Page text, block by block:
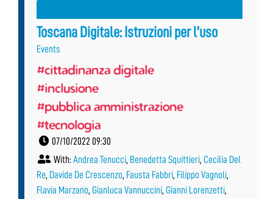
Toscana Digitale: Istruzioni per l’uso
Events
#cittadinanza digitale
#inclusione
#pubblica amministrazione
#tecnologia
07/10/2022 09:30
With: Andrea Tenucci, Benedetta Squittieri, Cecilia Del
Re, Davide De Crescenzo, Fausta Fabbri, Filippo Vagnoli,
Flavia Marzano, Gianluca Vannuccini, Gianni Lorenzetti,